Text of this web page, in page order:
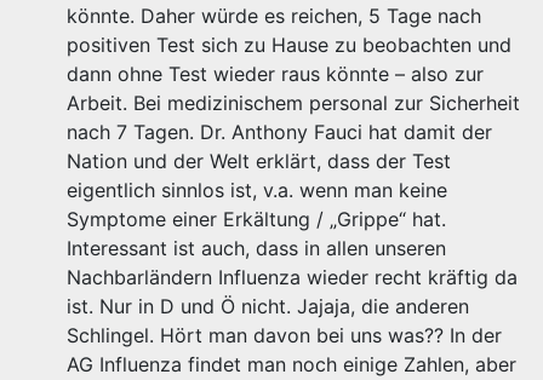
könnte. Daher würde es reichen, 5 Tage nach
positiven Test sich zu Hause zu beobachten und
dann ohne Test wieder raus könnte – also zur
Arbeit. Bei medizinischem personal zur Sicherheit
nach 7 Tagen. Dr. Anthony Fauci hat damit der
Nation und der Welt erklärt, dass der Test
eigentlich sinnlos ist, v.a. wenn man keine
Symptome einer Erkältung / „Grippe“ hat.
Interessant ist auch, dass in allen unseren
Nachbarländern Influenza wieder recht kräftig da
ist. Nur in D und Ö nicht. Jajaja, die anderen
Schlingel. Hört man davon bei uns was?? In der
AG Influenza findet man noch einige Zahlen, aber